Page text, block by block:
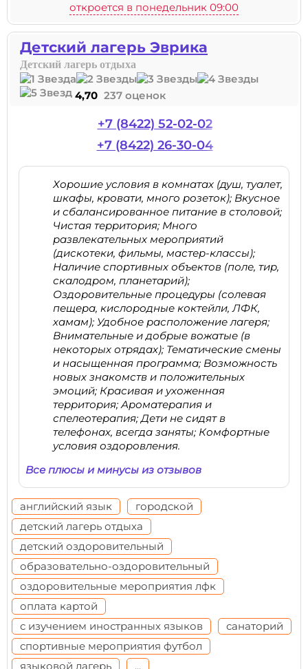
откроется в понедельник 09:00
Детский лагерь Эврика
Детский лагерь отдыха
4,70 237 оценок
+7 (8422) 52-02-02
+7 (8422) 26-30-04
Хорошие условия в комнатах (душ, туалет,
шкафы, кровати, много розеток); Вкусное
и сбалансированное питание в столовой;
Чистая территория; Много
развлекательных мероприятий
(дискотеки, фильмы, мастер-классы);
Наличие спортивных объектов (поле, тир,
скалодром, планетарий);
Оздоровительные процедуры (солевая
пещера, кислородные коктейли, ЛФК,
хамам); Удобное расположение лагеря;
Внимательные и добрые вожатые (в
некоторых отрядах); Тематические смены
и насыщенная программа; Возможность
новых знакомств и положительных
эмоций; Красивая и ухоженная
территория; Ароматерапия и
спелеотерапия; Дети не сидят в
телефонах, всегда заняты; Комфортные
условия оздоровления.
Все плюсы и минусы из отзывов
английский язык
городской
детский лагерь отдыха
детский оздоровительный
образовательно-оздоровительный
оздоровительные мероприятия лфк
оплата картой
с изучением иностранных языков
санаторий
спортивные мероприятия футбол
языковой лагерь
...